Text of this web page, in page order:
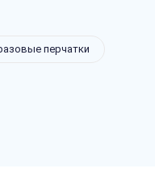
перчатки